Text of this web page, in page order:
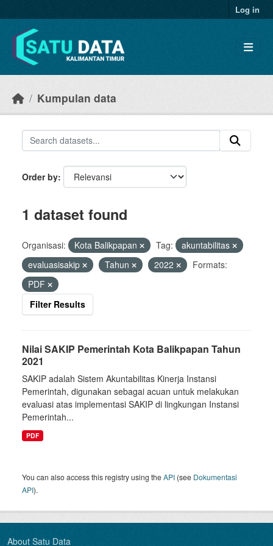
Log in
Kumpulan data
Order by
1 dataset found
Organisasi: Kota Balikpapan Tag:
akuntabilitas
evaluasisakip
Tahun 2022
Formats:
PDF
Filter Results
Nilai SAKIP Pemerintah Kota Balikpapan Tahun
2021
SAKIP adalah Sistem Akuntabilitas Kinerja Instansi
Pemerintah, digunakan sebagai acuan untuk melakukan
evaluasi atas implementasi SAKIP di lingkungan Instansi
Pemerintah...
PDF
You can also access this registry using theAPI (see Dokumentasi
API).
About Satu Data